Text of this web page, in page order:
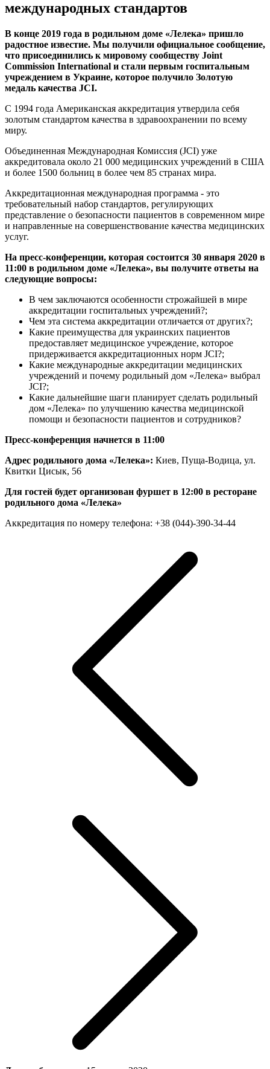
международных стандартов
В конце 2019 года в родильном доме «Лелека» пришло
радостное известие. Мы получили официальное сообщение,
что присоединились к мировому сообществу Joint
Commission International и стали первым госпитальным
учреждением в Украине, которое получило Золотую
медаль качества JCI.
С 1994 года Американская аккредитация утвердила себя
золотым стандартом качества в здравоохранении по всему
миру.
Объединенная Международная Комиссия (JCI) уже
аккредитовала около 21 000 медицинских учреждений в США
и более 1500 больниц в более чем 85 странах мира.
Аккредитационная международная программа - это
требовательный набор стандартов, регулирующих
представление о безопасности пациентов в современном мире
и направленные на совершенствование качества медицинских
услуг.
На пресс-конференции, которая состоится 30 января 2020 в
11:00 в родильном доме «Лелека», вы получите ответы на
следующие вопросы:
В чем заключаются особенности строжайшей в мире
аккредитации госпитальных учреждений?;
Чем эта система аккредитации отличается от других?;
Какие преимущества для украинских пациентов
предоставляет медицинское учреждение, которое
придерживается аккредитационных норм JCI?;
Какие международные аккредитации медицинских
учреждений и почему родильный дом «Лелека» выбрал
JCI?;
Какие дальнейшие шаги планирует сделать родильный
дом «Лелека» по улучшению качества медицинской
помощи и безопасности пациентов и сотрудников?
Пресс-конференция начнется в 11:00
Адрес родильного дома «Лелека»: Киев, Пуща-Водица, ул.
Квитки Цисык, 56
Для гостей будет организован фуршет в 12:00 в ресторане
родильного дома «Лелека»
Аккредитация по номеру телефона: +38 (044)-390-34-44